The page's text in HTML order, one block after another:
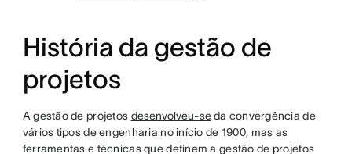
História da gestão de
projetos
A gestão de projetos desenvolveu-seda convergência de
vários tipos de engenharia no início de 1900, mas as
ferramentas e técnicas que definem a gestão de projetos